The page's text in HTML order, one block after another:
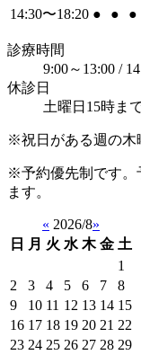
14:30〜18:20 ● ● ●
診療時間
9:00～13:00 /
休診日
土曜日15時ま
※祝日がある週の木
※予約優先制です。
ます。
« 2026/8»
日
月 火 水 木 金 土
1
2
3 4 5 6 7
8
9
10 11 12 13 14 15
16 17 18 19 20 21 22
23 24 25 26 27 28 29